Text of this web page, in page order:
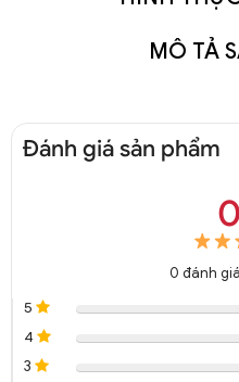
MÔ TẢ
Đánh giá sản phẩm
0 đánh
5
4
3